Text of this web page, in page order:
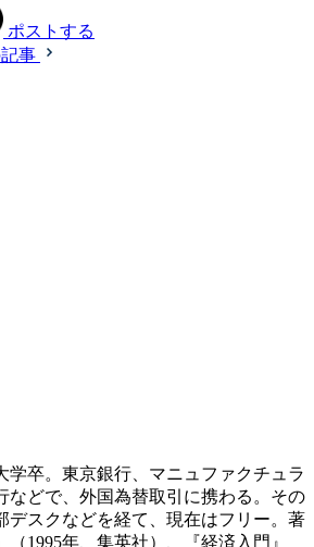
ポストする
事
学卒。東京銀行、マニュファクチュラ
などで、外国為替取引に携わる。その
デスクなどを経て、現在はフリー。著
1995年、集英社）、『経済入門』